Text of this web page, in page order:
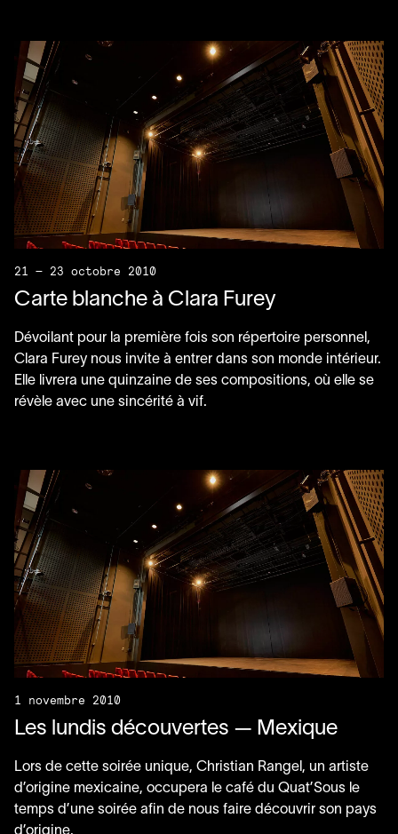
21 — 23 octobre 2010
Carte blanche à Clara Furey
Dévoilant pour la première fois son répertoire personnel,
Clara Furey nous invite à entrer dans son monde intérieur.
Elle livrera une quinzaine de ses compositions, où elle se
révèle avec une sincérité à vif.
1 novembre 2010
Les lundis découvertes — Mexique
Lors de cette soirée unique, Christian Rangel, un artiste
d’origine mexicaine, occupera le café du Quat’Sous le
temps d’une soirée afin de nous faire découvrir son pays
d’origine.